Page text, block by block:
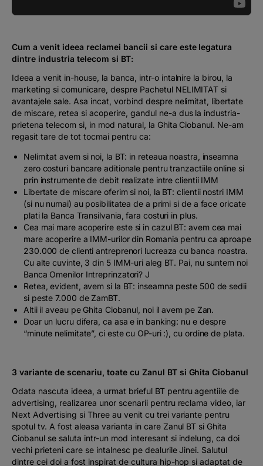
Cum a venit ideea reclamei bancii si care este legatura
dintre industria telecom si BT:
Ideea a venit in-house, la banca, intr-o intalnire la birou, la
marketing si comunicare, despre Pachetul NELIMITAT si
avantajele sale. Asa incat, vorbind despre nelimitat, libertate
de miscare, retea si acoperire, gandul ne-a dus la industria-
prietena telecom si, in mod natural, la Ghita Ciobanul. Ne-am
regasit tare de tot tocmai pentru ca:
Nelimitat avem si noi, la BT: in reteaua noastra, inseamna
zero costuri bancare aditionale pentru tranzactiile online si
prin instrumente de debit realizate intre clientii IMM
Libertate de miscare oferim si noi, la BT: clientii nostri IMM
(si nu numai) au posibilitatea de a primi si de a face oricate
plati la Banca Transilvania, fara costuri in plus.
Cea mai mare acoperire este si in cazul BT: avem cea mai
mare acoperire a IMM-urilor din Romania pentru ca aproape
230.000 de clienti antreprenori lucreaza cu banca noastra.
Cu alte cuvinte, 3 din 5 IMM-uri aleg BT. Pai, nu suntem noi
Banca Omenilor Intreprinzatori? J
Retea,evident, avem si la BT: inseamna peste 500 de sedii
si peste 7.000 de ZamBT.
Altii il aveau pe Ghita Ciobanul, noi il avem pe Zan.
Doar un lucru difera, ca asa e in banking: nu e despre
“minute nelimitate”, ci este cu OP-uri :), cu ordine de plata.
3 variante de scenariu, toate cu Zanul BT si Ghita Ciobanul
Odata nascuta ideea, a urmat brieful BT pentru agentiile de
advertising, realizarea unor scenarii pentru reclama video, iar
Next Advertising si Three au venit cu trei variante pentru
spotul tv. A fost aleasa varianta in care Zanul BT si Ghita
Ciobanul se saluta intr-un mod interesant si indelung, ca doi
vechi prieteni care se intalnesc pe dealurile Jinei. Salutul
dintre cei doi a fost inspirat de cultura hip-hop si adaptat de